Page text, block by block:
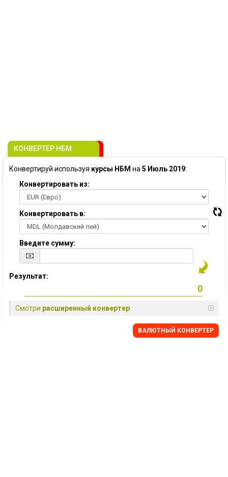
КОНВЕРТЕР НБМ
Конвертируй используя курсы НБМ на 5 Июль 2019:
Конвертировать из:
Конвертировать в:
Введите сумму:
Результат:
Смотри расширенный конвертер
BАЛЮТНЫЙ KОНВЕРТЕР